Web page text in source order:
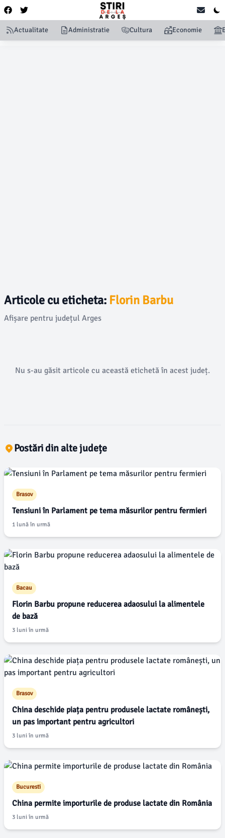
Actualitate Administratie Cultura Economie
Articole cu eticheta: Florin Barbu
Afișare pentru județul Arges
Nu s-au găsit articole cu această etichetă în acest județ.
Postări din alte județe
Brasov
Tensiuni în Parlament pe tema măsurilor pentru fermieri
1 lună în urmă
Bacau
Florin Barbu propune reducerea adaosului la alimentele
de bază
3 luni în urmă
Brasov
China deschide piața pentru produsele lactate românești,
un pas important pentru agricultori
3 luni în urmă
Bucuresti
China permite importurile de produse lactate din România
3 luni în urmă